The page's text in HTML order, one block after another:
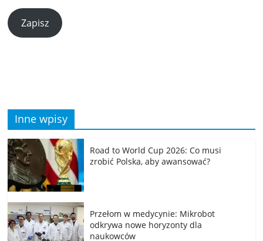
Zapisz
Inne wpisy
Road to World Cup 2026: Co musi
zrobić Polska, aby awansować?
Przełom w medycynie: Mikrobot
odkrywa nowe horyzonty dla
naukowców